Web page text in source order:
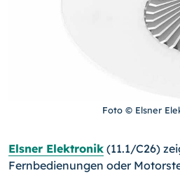
Foto © Elsner
Elsner Elektronik (11.1/C26)
Fernbedienungen oder